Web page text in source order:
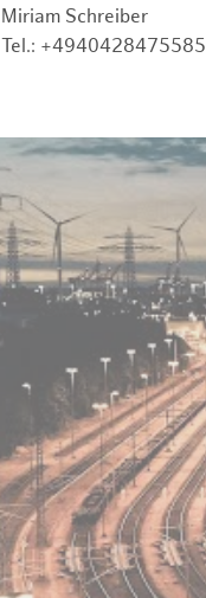
Miriam Schreiber
Tel.: +4940428475585